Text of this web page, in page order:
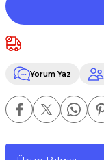
Yorum Yaz